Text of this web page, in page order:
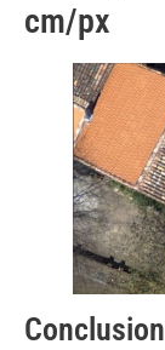
cm/px
Conclusion